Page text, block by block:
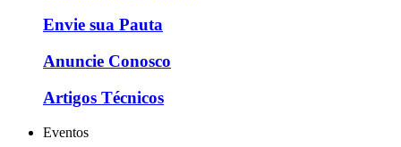
Envie sua Pauta
Anuncie Conosco
Artigos Técnicos
Eventos